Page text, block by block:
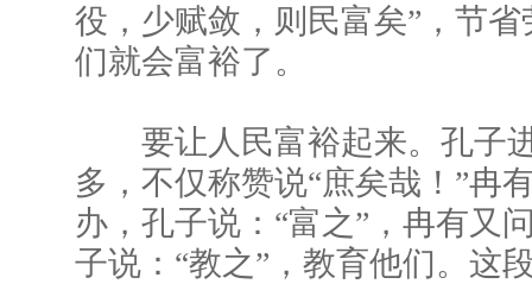
役，少赋敛，则民富矣”，节
们就会富裕了。
要让人民富裕起来。孔子
多，不仅称赞说“庶矣哉！”冉
办，孔子说：“富之”，冉有又
子说：“教之”，教育他们。这